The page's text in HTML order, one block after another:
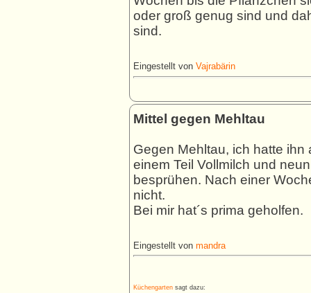
oder groß genug sind und
sind.
Eingestellt von Vajrabärin
Mittel gegen Mehltau
Gegen Mehltau, ich hatte
einem Teil Vollmilch und
besprühen. Nach einer
nicht.
Bei mir hat´s prima geholfen.
Eingestellt von mandra
Küchengarten sagt dazu: